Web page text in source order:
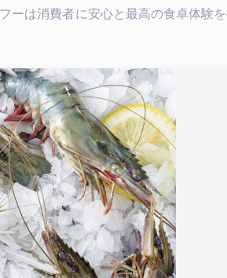
ーは消費者に安心と最高の食卓体験